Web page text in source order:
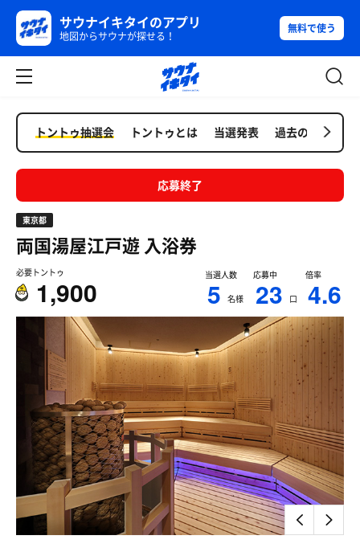
サウナイキタイのアプリ
地図からサウナが探せる！
無料で使う
トントゥ抽選会 トントゥとは 当選発表 過去の抽選会
応募終了
東京都
両国湯屋江戸遊入浴券
必要トントゥ
1,900
当選人数
5 名様
応募中
23 口
倍率
4.6